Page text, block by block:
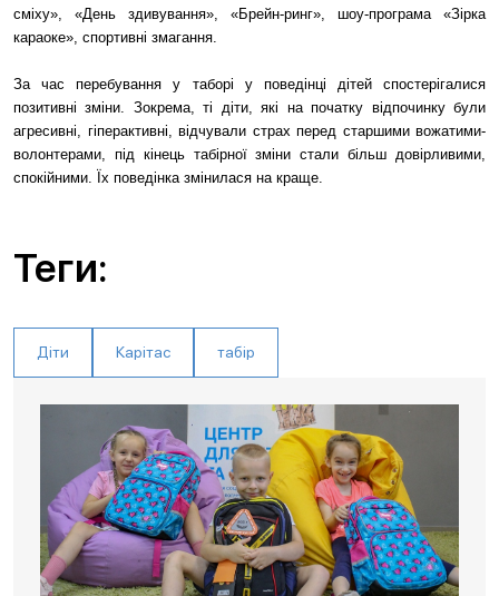
сміху», «День здивування», «Брейн-ринг», шоу-програма «Зірка
караоке», спортивні змагання.
За час перебування у таборі у поведінці дітей спостерігалися
позитивні зміни. Зокрема, ті діти, які на початку відпочинку були
агресивні, гіперактивні, відчували страх перед старшими вожатими-
волонтерами, під кінець табірної зміни стали більш довірливими,
спокійними. Їх поведінка змінилася на краще.
Теги:
Діти Карітас табір